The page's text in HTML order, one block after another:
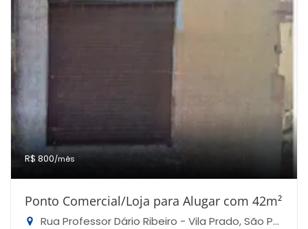
R$ 800/mês
Ponto Comercial/Loja para Alugar com 42m²
Rua Professor Dário Ribeiro - Vila Prado, São Paulo-SP